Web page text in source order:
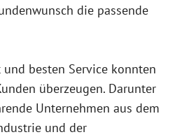
die passende
besten Service konnten
überzeugen. Darunter
Unternehmen aus dem
und der